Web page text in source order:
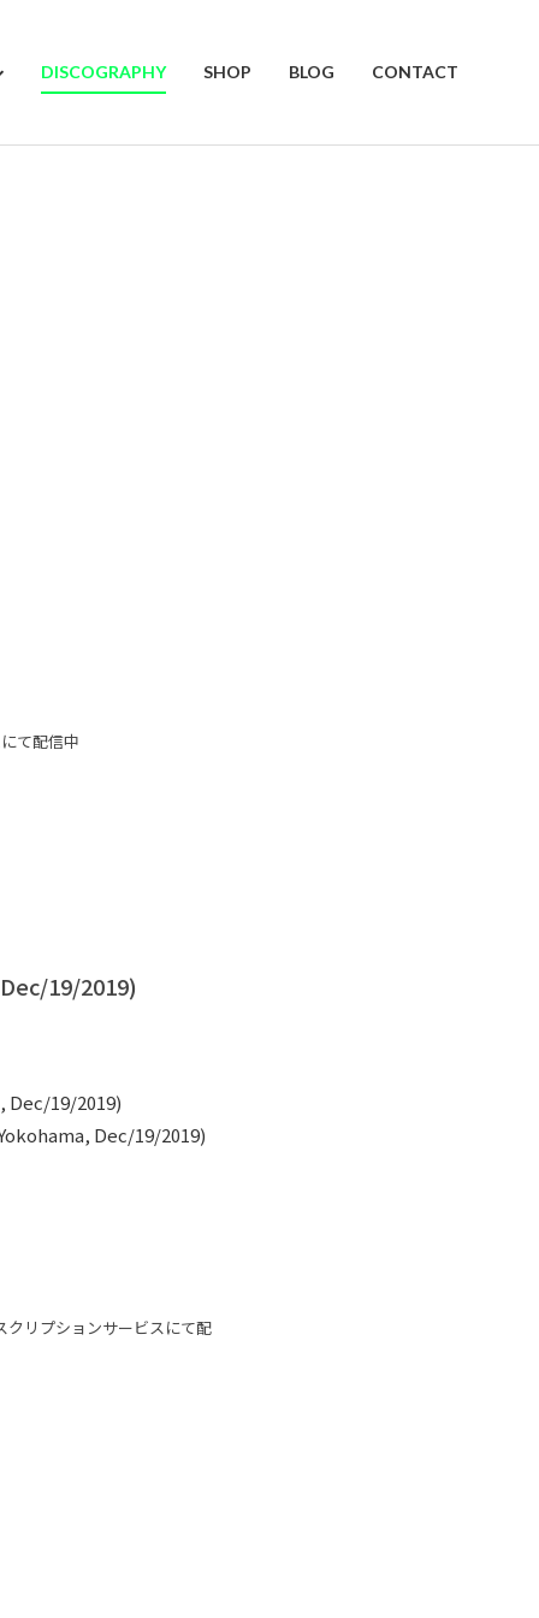
DISCOGRAPHY SHOP BLOG CONTACT
て配信中
19/2019)
Dec/19/2019)
Dec/19/2019)
クリプションサービスにて配